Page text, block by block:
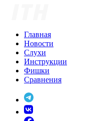
Главная
Новости
Слухи
Инструкции
Фишки
Сравнения